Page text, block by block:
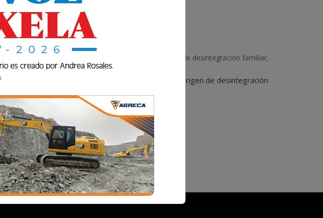
impostura o falsedad”. En re...
de 500 mil muertes en el país, también son el origen de desintegración familiar,
entre
de 500 mil muertes en el país, también son el origen de desintegración
de violencia entre...